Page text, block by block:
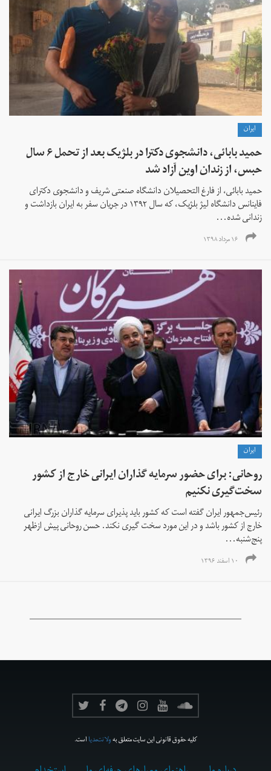
ايران
حمید بابائی، دانشجوی دکترا در بلژیک بعد از تحمل ۶ سال
حبس، از زندان اوین آزاد شد
حمید بابائی، از فارغ التحصیلان دانشگاه صنعتی شریف و دانشجوی دکترای
فاینانس دانشگاه لیژ بلژیک، که سال ۱۳۹۲ در جریان سفر به ایران بازداشت و
زندانی شده...
۱۶ مرداد ۱۳۹۸
ايران
روحانی: برای حضور سرمایه گذاران ایرانی خارج از‌ کشور
سخت‌گیری نکنیم
رئیس‌جمهور ایران گفته است که کشور باید پذیرای سرمایه گذاران بزرگ ایرانی
خارج از کشور باشد و در این مورد سخت گیری نکند. حسن روحانی پیش ازظهر
پنج‌شنبه...
۱۰ اسفند ۱۳۹۶
کلیه حقوق قانونی این سایت متعلق بهولانت‌مدیااست.